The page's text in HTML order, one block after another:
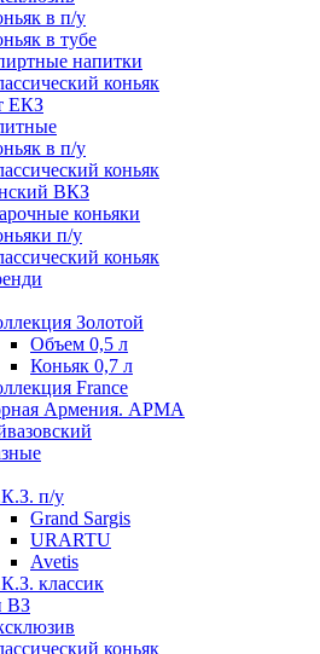
в п/у
в тубе
напитки
коньяк
ЕКЗ
в п/у
коньяк
ВКЗ
коньяки
п/у
коньяк
Золотой
Объем 0,5 л
Коньяк 0,7 л
France
Армения. АРМА
п/у
Grand Sargis
URARTU
Avetis
классик
ВЗ
коньяк